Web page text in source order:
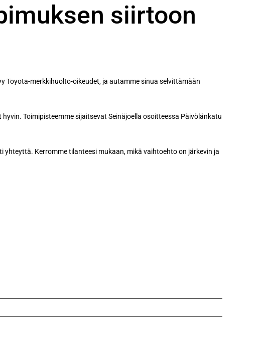
siirtoon
Toyota-merkkihuolto-oikeudet, ja autamme sinua selvittämään
Toimipisteemme sijaitsevat Seinäjoella osoitteessa Päivölänkatu
Kerromme tilanteesi mukaan, mikä vaihtoehto on järkevin ja